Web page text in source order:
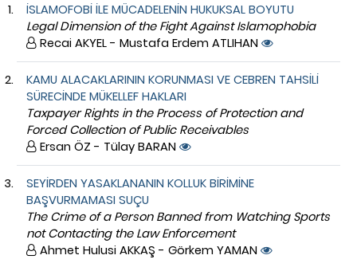
İSLAMOFOBİ İLE MÜCADELENİN HUKUKSAL BOYUTU
Legal Dimension of the Fight Against Islamophobia
Recai AKYEL - Mustafa Erdem ATLIHAN
KAMU ALACAKLARININ KORUNMASI VE CEBREN TAHSİLİ
SÜRECİNDE MÜKELLEF HAKLARI
Taxpayer Rights in the Process of Protection and
Forced Collection of Public Receivables
Ersan ÖZ - Tülay BARAN
SEYİRDEN YASAKLANANIN KOLLUK BİRİMİNE
BAŞVURMAMASI SUÇU
The Crime of a Person Banned from Watching Sports
not Contacting the Law Enforcement
Ahmet Hulusi AKKAŞ - Görkem YAMAN